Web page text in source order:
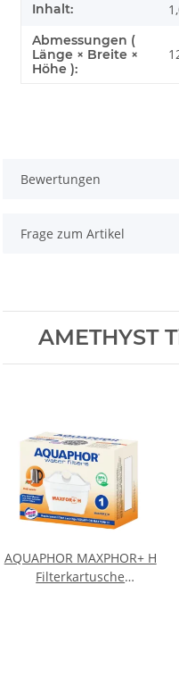
Inhalt:
Abmessungen (
Länge × Breite ×
Höhe ):
Bewertungen
Frage zum Artikel
AMETHYST
AQUAPHOR MAXPHOR+ H
Filterkartusche